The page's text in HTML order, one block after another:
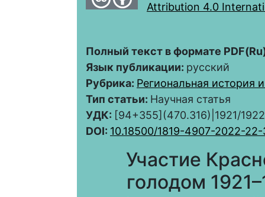
Attribution 4.0
Полный текст в формате
Язык публикации: русский
Рубрика: Региональная история
Тип статьи: Научная статья
УДК: [94+355](470.316)|1921/
DOI: 10.18500/1819-4907-2022-
Участие
голодом